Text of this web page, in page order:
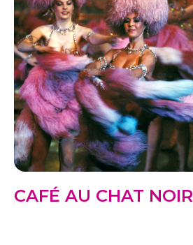
CAFÉ AU CHAT NOIR